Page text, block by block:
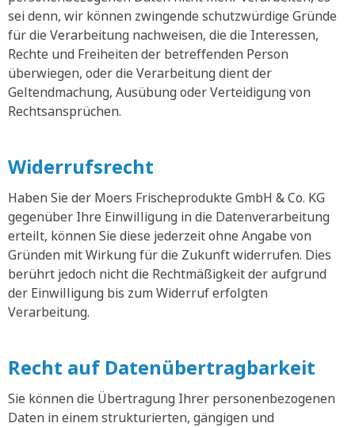
sei denn, wir können zwingende schutzwürdige Gründe
für die Verarbeitung nachweisen, die die Interessen,
Rechte und Freiheiten der betreffenden Person
überwiegen, oder die Verarbeitung dient der
Geltendmachung, Ausübung oder Verteidigung von
Rechtsansprüchen.
Widerrufsrecht
Haben Sie der Moers Frischeprodukte GmbH & Co. KG
gegenüber Ihre Einwilligung in die Datenverarbeitung
erteilt, können Sie diese jederzeit ohne Angabe von
Gründen mit Wirkung für die Zukunft widerrufen. Dies
berührt jedoch nicht die Rechtmäßigkeit der aufgrund
der Einwilligung bis zum Widerruf erfolgten
Verarbeitung.
Recht auf Datenübertragbarkeit
Sie können die Übertragung Ihrer personenbezogenen
Daten in einem strukturierten, gängigen und